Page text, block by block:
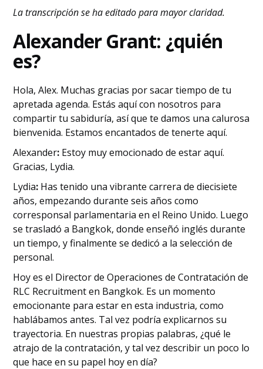
La transcripción se ha editado para mayor claridad.
Alexander Grant: ¿quién
es?
Hola, Alex. Muchas gracias por sacar tiempo de tu
apretada agenda. Estás aquí con nosotros para
compartir tu sabiduría, así que te damos una calurosa
bienvenida. Estamos encantados de tenerte aquí.
‍Alexander: Estoy muy emocionado de estar aquí.
Gracias, Lydia.
‍Lydia: Has tenido una vibrante carrera de diecisiete
años, empezando durante seis años como
corresponsal parlamentaria en el Reino Unido. Luego
se trasladó a Bangkok, donde enseñó inglés durante
un tiempo, y finalmente se dedicó a la selección de
personal.
Hoy es el Director de Operaciones de Contratación de
RLC Recruitment en Bangkok. Es un momento
emocionante para estar en esta industria, como
hablábamos antes. Tal vez podría explicarnos su
trayectoria. En nuestras propias palabras, ¿qué le
atrajo de la contratación, y tal vez describir un poco lo
que hace en su papel hoy en día?